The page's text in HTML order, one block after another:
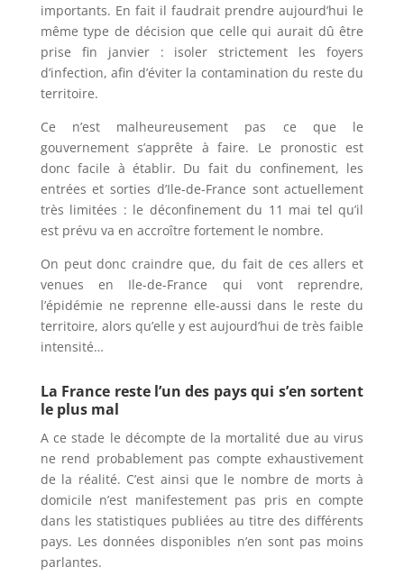
importants. En fait il faudrait prendre aujourd’hui le
même type de décision que celle qui aurait dû être
prise fin janvier : isoler strictement les foyers
d’infection, afin d’éviter la contamination du reste du
territoire.
Ce n’est malheureusement pas ce que le
gouvernement s’apprête à faire. Le pronostic est
donc facile à établir. Du fait du confinement, les
entrées et sorties d’Ile-de-France sont actuellement
très limitées : le déconfinement du 11 mai tel qu’il
est prévu va en accroître fortement le nombre.
On peut donc craindre que, du fait de ces allers et
venues en Ile-de-France qui vont reprendre,
l’épidémie ne reprenne elle-aussi dans le reste du
territoire, alors qu’elle y est aujourd’hui de très faible
intensité…
La France reste l’un des pays qui s’en sortent
le plus mal
A ce stade le décompte de la mortalité due au virus
ne rend probablement pas compte exhaustivement
de la réalité. C’est ainsi que le nombre de morts à
domicile n’est manifestement pas pris en compte
dans les statistiques publiées au titre des différents
pays. Les données disponibles n’en sont pas moins
parlantes.